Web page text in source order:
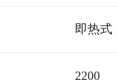
即热式
2200